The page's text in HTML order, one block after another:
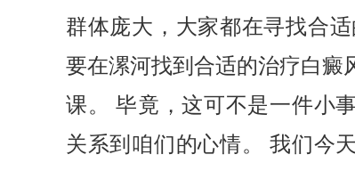
群体庞大，大家都在寻找合
要在漯河找到合适的治疗白癜
课。 毕竟，这可不是一件小
关系到咱们的心情。 我们今